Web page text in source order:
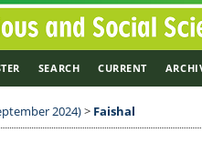
SEARCH CURRENT
2024)> Faishal